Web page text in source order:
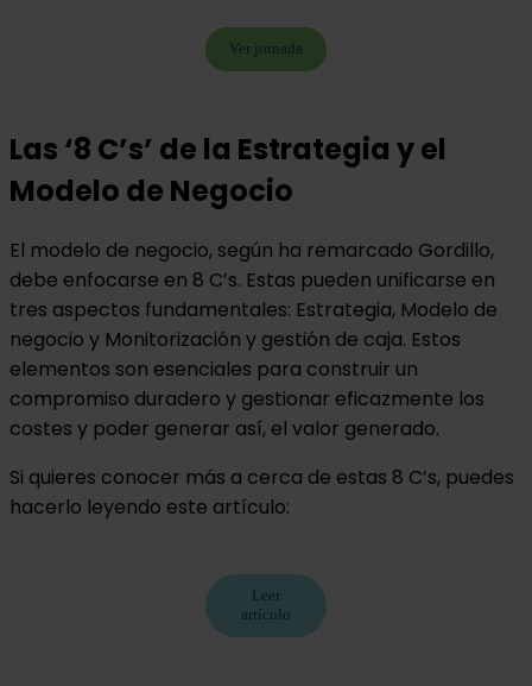
Ver jornada
Las ‘8 C’s’ de la Estrategia y el
Modelo de Negocio
El modelo de negocio, según ha remarcado Gordillo,
debe enfocarse en 8 C’s. Estas pueden unificarse en
tres aspectos fundamentales: Estrategia, Modelo de
negocio y Monitorización y gestión de caja. Estos
elementos son esenciales para construir un
compromiso duradero y gestionar eficazmente los
costes y poder generar así, el valor generado.
Si quieres conocer más a cerca de estas 8 C’s, puedes
hacerlo leyendo este artículo:
Leer
artículo